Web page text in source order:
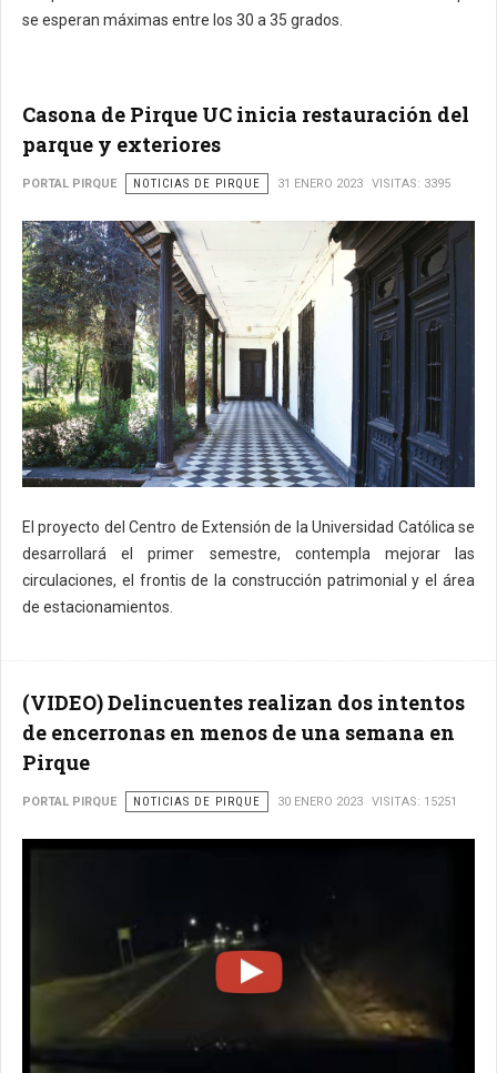
se esperan máximas entre los 30 a 35 grados.
Casona de Pirque UC inicia restauración del
parque y exteriores
PORTAL PIRQUE NOTICIAS DE PIRQUE 31 ENERO 2023 VISITAS: 3395
El proyecto del Centro de Extensión de la Universidad Católica se
desarrollará el primer semestre, contempla mejorar las
circulaciones, el frontis de la construcción patrimonial y el área
de estacionamientos.
(VIDEO) Delincuentes realizan dos intentos
de encerronas en menos de una semana en
Pirque
PORTAL PIRQUE NOTICIAS DE PIRQUE 30 ENERO 2023 VISITAS: 15251